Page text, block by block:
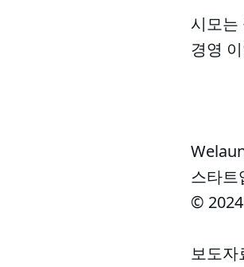
시모는
경영
스타트
©
보도